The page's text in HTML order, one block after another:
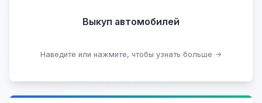
Выкуп автомобилей
Наведите или нажмите, чтобы узнать больше →
Проблемные
В залоге
Узнать стоимость